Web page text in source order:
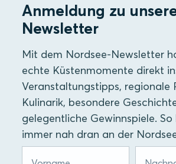
Anmeldung zu
Newsletter
Mit dem Nordsee-Newsletter
echte Küstenmomente direkt
Veranstaltungstipps, regionale
Kulinarik, besondere
gelegentliche Gewinnspiele.
immer nah dran an der